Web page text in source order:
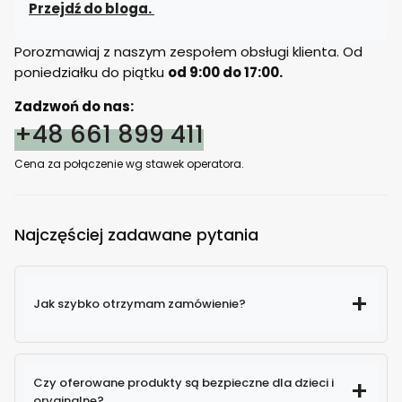
Przejdź do bloga.
Porozmawiaj z naszym zespołem obsługi klienta. Od
poniedziałku do piątku od 9:00 do 17:00.
Zadzwoń do nas:
+48 661 899 411
Cena za połączenie wg stawek operatora.
Najczęściej zadawane pytania
Jak szybko otrzymam zamówienie?
Czy oferowane produkty są bezpieczne dla dzieci i